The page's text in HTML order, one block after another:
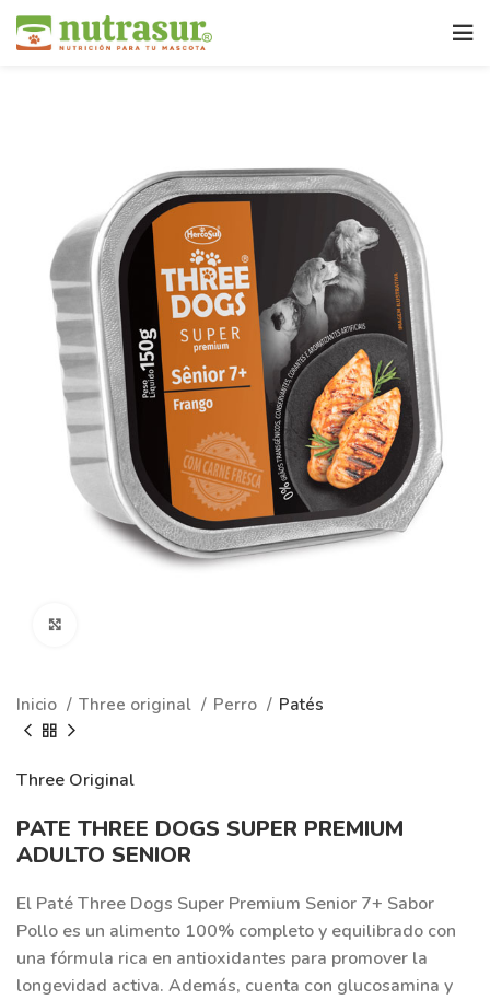
Inicio Three original Perro Patés
Three Original
PATE THREE DOGS SUPER PREMIUM
ADULTO SENIOR
El Paté Three Dogs Super Premium Senior 7+ Sabor
Pollo es un alimento 100% completo y equilibrado con
una fórmula rica en antioxidantes para promover la
longevidad activa. Además, cuenta con glucosamina y